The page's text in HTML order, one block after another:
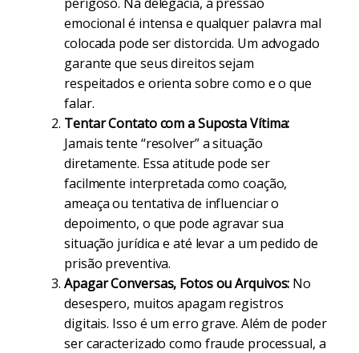
emocional é intensa e qualquer palavra mal
colocada pode ser distorcida. Um advogado
garante que seus direitos sejam
respeitados e orienta sobre como e o que
falar.
Tentar Contato com a Suposta Vítima:
Jamais tente “resolver” a situação
diretamente. Essa atitude pode ser
facilmente interpretada como coação,
ameaça ou tentativa de influenciar o
depoimento, o que pode agravar sua
situação jurídica e até levar a um pedido de
prisão preventiva.
Apagar Conversas, Fotos ou Arquivos: No
desespero, muitos apagam registros
digitais. Isso é um erro grave. Além de poder
ser caracterizado como fraude processual, a